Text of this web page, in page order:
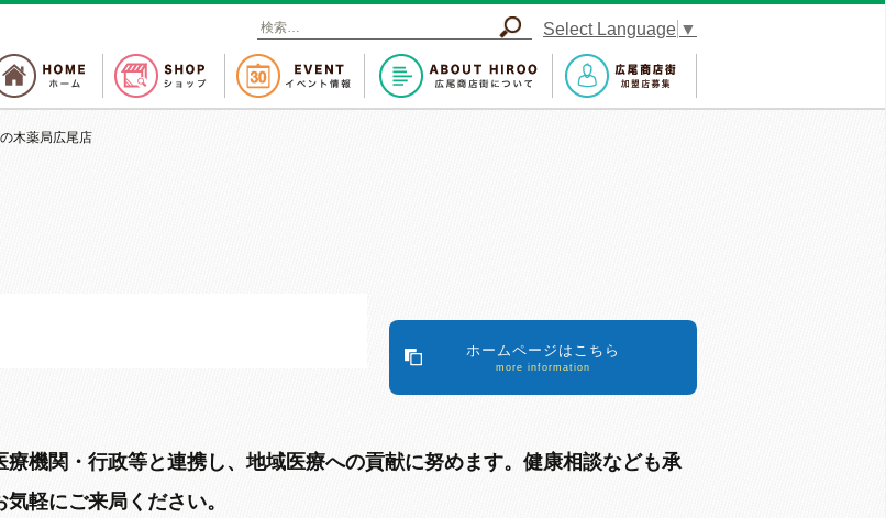
検
:
Select Language ▼
木薬局広尾店
ホームページはこちら
more information
機関・行政等と連携し、地域医療への貢献に努めます。健康相談なども承
軽にご来局ください。